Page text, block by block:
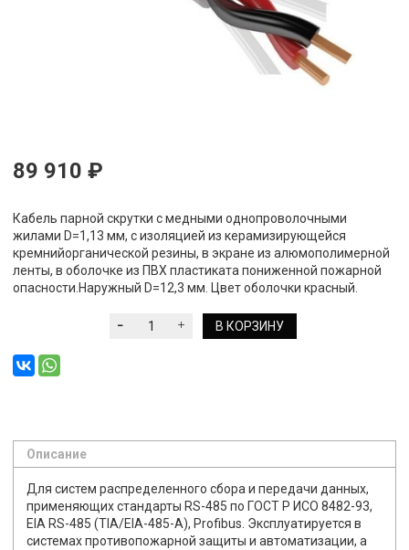
89 910 ₽
Кабель парной скрутки с медными однопроволочными
жилами D=1,13 мм, с изоляцией из керамизирующейся
кремнийорганической резины, в экране из алюмополимерной
ленты, в оболочке из ПВХ пластиката пониженной пожарной
опасности.Наружный D=12,3 мм. Цвет оболочки красный.
В КОРЗИНУ
Описание
Для систем распределенного сбора и передачи данных,
применяющих стандарты RS-485 по ГОСТ Р ИСО 8482-93,
EIA RS-485 (TIA/EIA-485-A), Profibus. Эксплуатируется в
системах противопожарной защиты и автоматизации, а